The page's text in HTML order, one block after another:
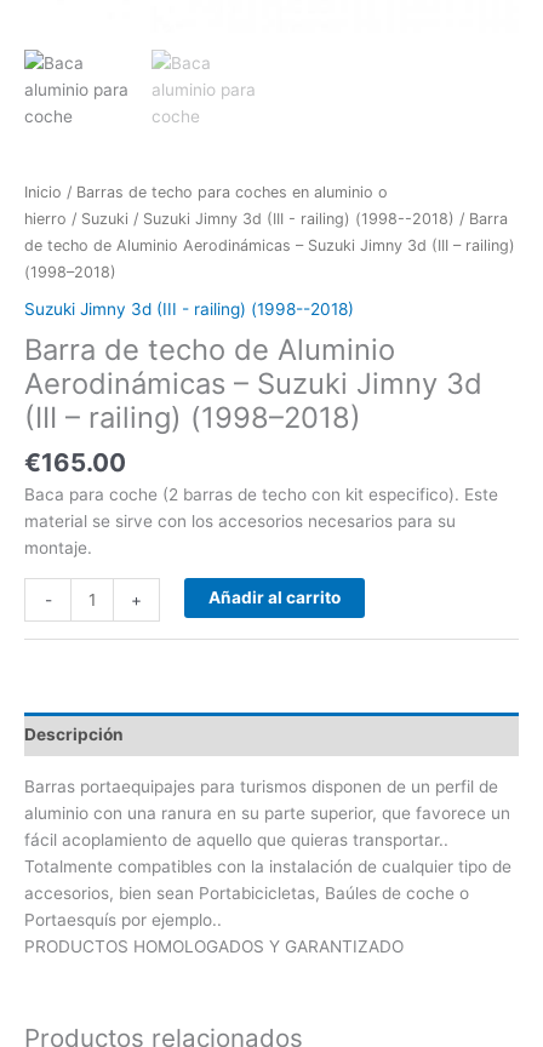
Inicio / Barras de techo para coches en aluminio o
hierro / Suzuki / Suzuki Jimny 3d (III - railing) (1998--2018) / Barra
de techo de Aluminio Aerodinámicas – Suzuki Jimny 3d (III – railing)
(1998–2018)
Suzuki Jimny 3d (III - railing) (1998--2018)
Barra de techo de Aluminio
Aerodinámicas – Suzuki Jimny 3d
(III – railing) (1998–2018)
€165.00
Baca para coche (2 barras de techo con kit especifico). Este
material se sirve con los accesorios necesarios para su
montaje.
- + Añadir al carrito
Descripción
Barras portaequipajes para turismos disponen de un perfil de
aluminio con una ranura en su parte superior, que favorece un
fácil acoplamiento de aquello que quieras transportar..
Totalmente compatibles con la instalación de cualquier tipo de
accesorios, bien sean Portabicicletas, Baúles de coche o
Portaesquís por ejemplo..
PRODUCTOS HOMOLOGADOS Y GARANTIZADO
Productos relacionados